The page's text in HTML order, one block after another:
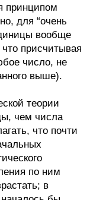
принципом
для “очень
вообще
присчитывая
число, не
выше).
теории
чем числа
что почти
по ним
в